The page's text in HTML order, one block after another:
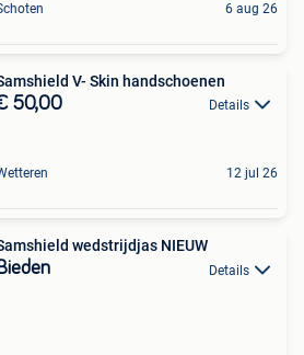
6 aug 26
V- Skin handschoenen
50,00 Details
12 jul 26
wedstrijdjas NIEUW
Details